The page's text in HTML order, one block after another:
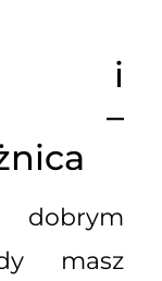
i
–
masz